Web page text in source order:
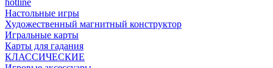
hotline
Настольные игры
Художественный магнитный конструктор
Игральные карты
Карты для гадания
КЛАССИЧЕСКИЕ